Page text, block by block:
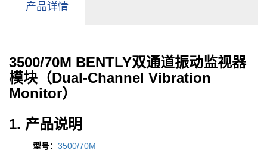
产品详情
3500/70M BENTLY双通道振动监视器
模块（Dual-Channel Vibration
Monitor）
1. 产品说明
型号： 3500/70M